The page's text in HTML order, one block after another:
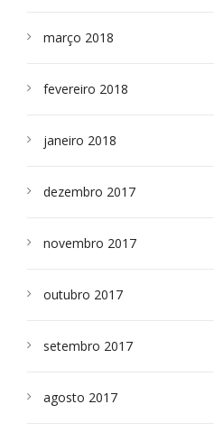
março 2018
fevereiro 2018
janeiro 2018
dezembro 2017
novembro 2017
outubro 2017
setembro 2017
agosto 2017